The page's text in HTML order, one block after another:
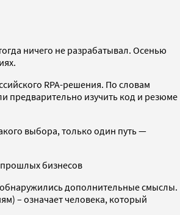
ничего не разрабатывал. Осенью
RPA-решения. По словам
предварительно изучить код и резюме
выбора, только один путь —
прошлых бизнесов
обнаружились дополнительные смыслы.
– означает человека, который